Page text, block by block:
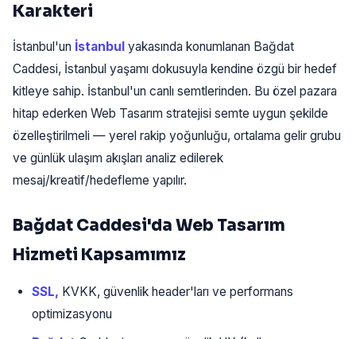
Karakteri
İstanbul'un İstanbul yakasında konumlanan Bağdat
Caddesi, İstanbul yaşamı dokusuyla kendine özgü bir hedef
kitleye sahip. İstanbul'un canlı semtlerinden. Bu özel pazara
hitap ederken Web Tasarım stratejisi semte uygun şekilde
özelleştirilmeli — yerel rakip yoğunluğu, ortalama gelir grubu
ve günlük ulaşım akışları analiz edilerek
mesaj/kreatif/hedefleme yapılır.
Bağdat Caddesi'da Web Tasarım
Hizmeti Kapsamımız
SSL, KVKK, güvenlik header'ları ve performans
optimizasyonu